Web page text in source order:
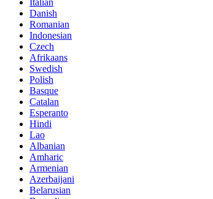
Italian
Danish
Romanian
Indonesian
Czech
Afrikaans
Swedish
Polish
Basque
Catalan
Esperanto
Hindi
Lao
Albanian
Amharic
Armenian
Azerbaijani
Belarusian